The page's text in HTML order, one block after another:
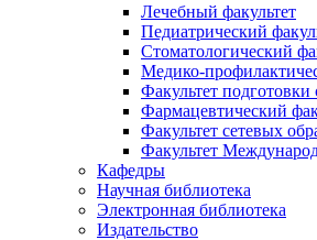
Лечебный факультет
Педиатрический
Стоматологический
Медико-
Факультет
Фармацевтический
Факультет сетевых
Факультет
Кафедры
Научная библиотека
Электронная библиотека
Издательство